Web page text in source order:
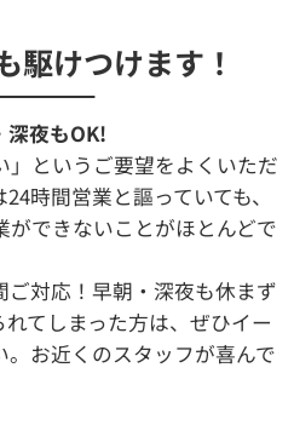
駆けつけます！
深夜もOK!
」というご要望をよくいただ
時間営業と謳っていても、
できないことがほとんどで
ご対応！早朝・深夜も休まず
てしまった方は、ぜひイー
お近くのスタッフが喜んで